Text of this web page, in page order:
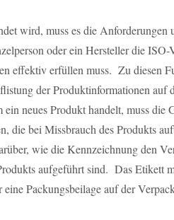
wird, muss es die
oder ein Hersteller die
effektiv erfüllen muss. Zu diesen
der Produktinformationen
neues Produkt handelt, muss
die bei Missbrauch des Produkts
wie die Kennzeichnung den
aufgeführt sind. Das
Packungsbeilage auf der